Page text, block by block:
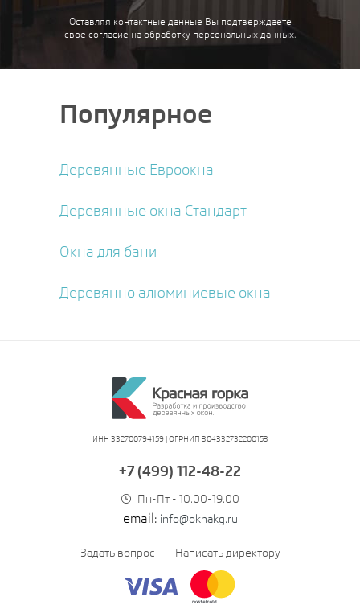
Оставляя контактные данные Вы подтверждаете
свое согласие на обработку персональных данных.
Популярное
Деревянные Евроокна
Деревянные окна Стандарт
Окна для бани
Деревянно алюминиевые окна
ИНН 332700794159 | ОГРНИП 304332732200153
+7 (499) 112-48-22
Пн-Пт - 10.00-19.00
email: info@oknakg.ru
Написать директору
Задать вопрос